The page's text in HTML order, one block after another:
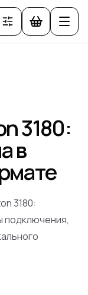
3180:
в
3180:
подключения,